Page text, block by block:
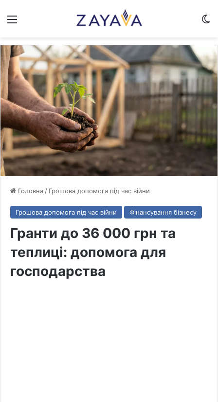
Меню
Головна / Грошова допомога під час війни
Грошова допомога під час війни Фінансування бізнесу
Гранти до 36 000 грн та
теплиці: допомога для
господарства